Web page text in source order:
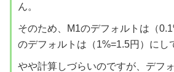
ん。
そのため、M1のデフォルトは（
のデフォルトは（1%=1.5円）にし
やや計算しづらいのですが、デフ